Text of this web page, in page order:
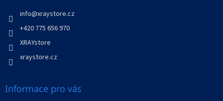
info@xraystore.cz
+420 775 656 970
XRAYstore
xraystore.cz
Informace pro vás